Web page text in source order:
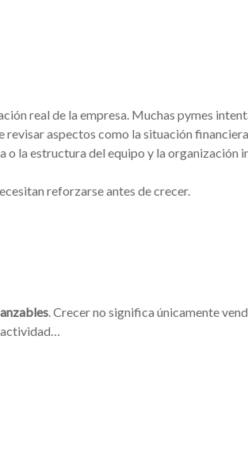
real de la empresa. Muchas pymes
aspectos como la situación
la estructura del equipo y la organización
reforzarse antes de crecer.
. Crecer no significa únicamente
actividad…